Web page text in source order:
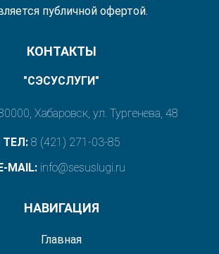
публичной офертой.
КОНТАКТЫ
"СЭСУСЛУГИ"
Хабаровск, ул. Тургенева, 48
ТЕЛ: 8 (421) 271-03-85
MAIL: info@sesuslugi.ru
НАВИГАЦИЯ
Главная